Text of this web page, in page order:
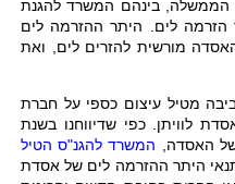
הממשלה, בינהם המשרד להגנת
הזרמה לים. היתר ההזרמה לים
מורשית להזרים לים, ואת
מטיל עיצום כספי על חברת
לוויתן. כפי שדיווחנו בשנת
המשרד להגנ"ס הטיל
היתר ההזרמה לים של אסדת